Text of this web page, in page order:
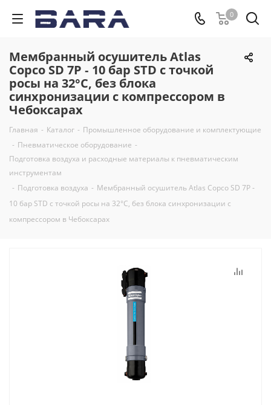
0
Мембранный осушитель Atlas
Copco SD 7P ‑ 10 бар STD с точкой
росы на 32°С, без блока
синхронизации с компрессором в
Чебоксарах
Главная - Каталог - Промышленное оборудование и комплектующие
- Пневматическое оборудование -
Подготовка воздуха и расходные материалы к пневматическим
инструментам
- Подготовка воздуха - Мембранный осушитель Atlas Copco SD 7P ‑
10 бар STD с точкой росы на 32°С, без блока синхронизации с
компрессором в Чебоксарах